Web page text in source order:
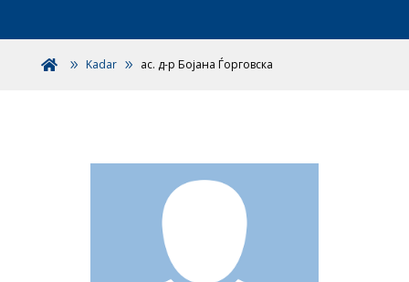
 Kadar ас. д-р Бојана Ѓорговска